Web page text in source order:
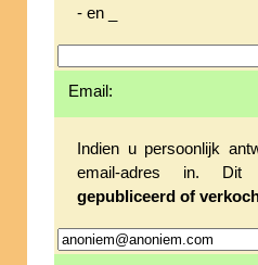
- en _
Email:
Indien u persoonlijk
email-adres in.
gepubliceerd of